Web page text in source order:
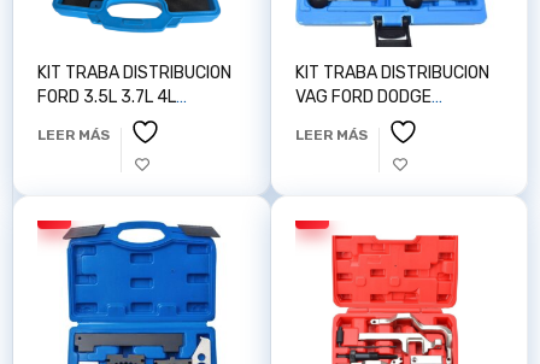
KIT TRABA DISTRIBUCION
FORD 3.5L 3.7L 4L
AUTOTOP Z100140
LEER MÁS
KIT TRABA DISTRIBUCION
VAG FORD DODGE
MITSUBISHI 1.2D 1.4D 1.6D
1.9D D.02D AUTOTOP
LEER MÁS